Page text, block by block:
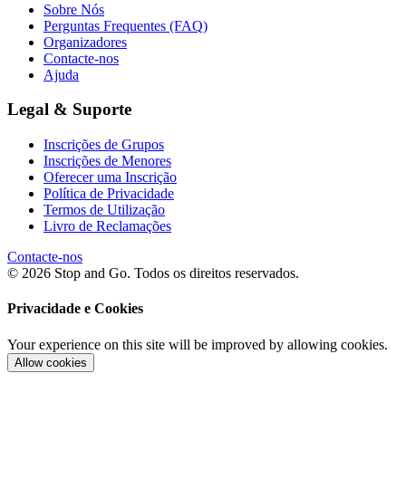
Sobre Nós
Perguntas Frequentes (FAQ)
Organizadores
Contacte-nos
Ajuda
Legal & Suporte
Inscrições de Grupos
Inscrições de Menores
Oferecer uma Inscrição
Política de Privacidade
Termos de Utilização
Livro de Reclamações
Contacte-nos
© 2026 Stop and Go. Todos os direitos reservados.
Privacidade e Cookies
Your experience on this site will be improved by allowing cookies.
Allow cookies